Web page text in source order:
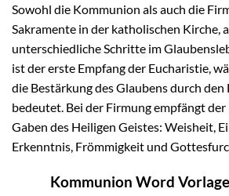
Sowohl die Kommunion als auch die
Sakramente in der katholischen Kirche,
unterschiedliche Schritte im
ist der erste Empfang der Eucharistie,
die Bestärkung des Glaubens durch
bedeutet. Bei der Firmung empfängt
Gaben des Heiligen Geistes: Weisheit,
Erkenntnis, Frömmigkeit und
Kommunion Word